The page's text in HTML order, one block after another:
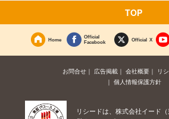
TOP
Home
Official
Facebook
Official X
お問合せ 広告掲載 会社概要
リ
個人情報保護方針
リシードは、株式会社イード